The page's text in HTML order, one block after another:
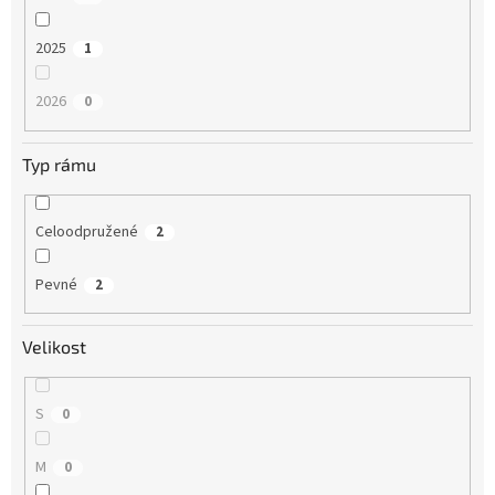
2025 1
2026 0
Typ rámu
Celoodpružené 2
Pevné 2
Velikost
S 0
M 0